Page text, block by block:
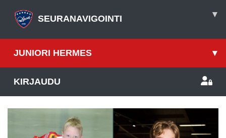
SEURANAVIGOINTI ▾
JUNIORI HERMES ▾
KIRJAUDU